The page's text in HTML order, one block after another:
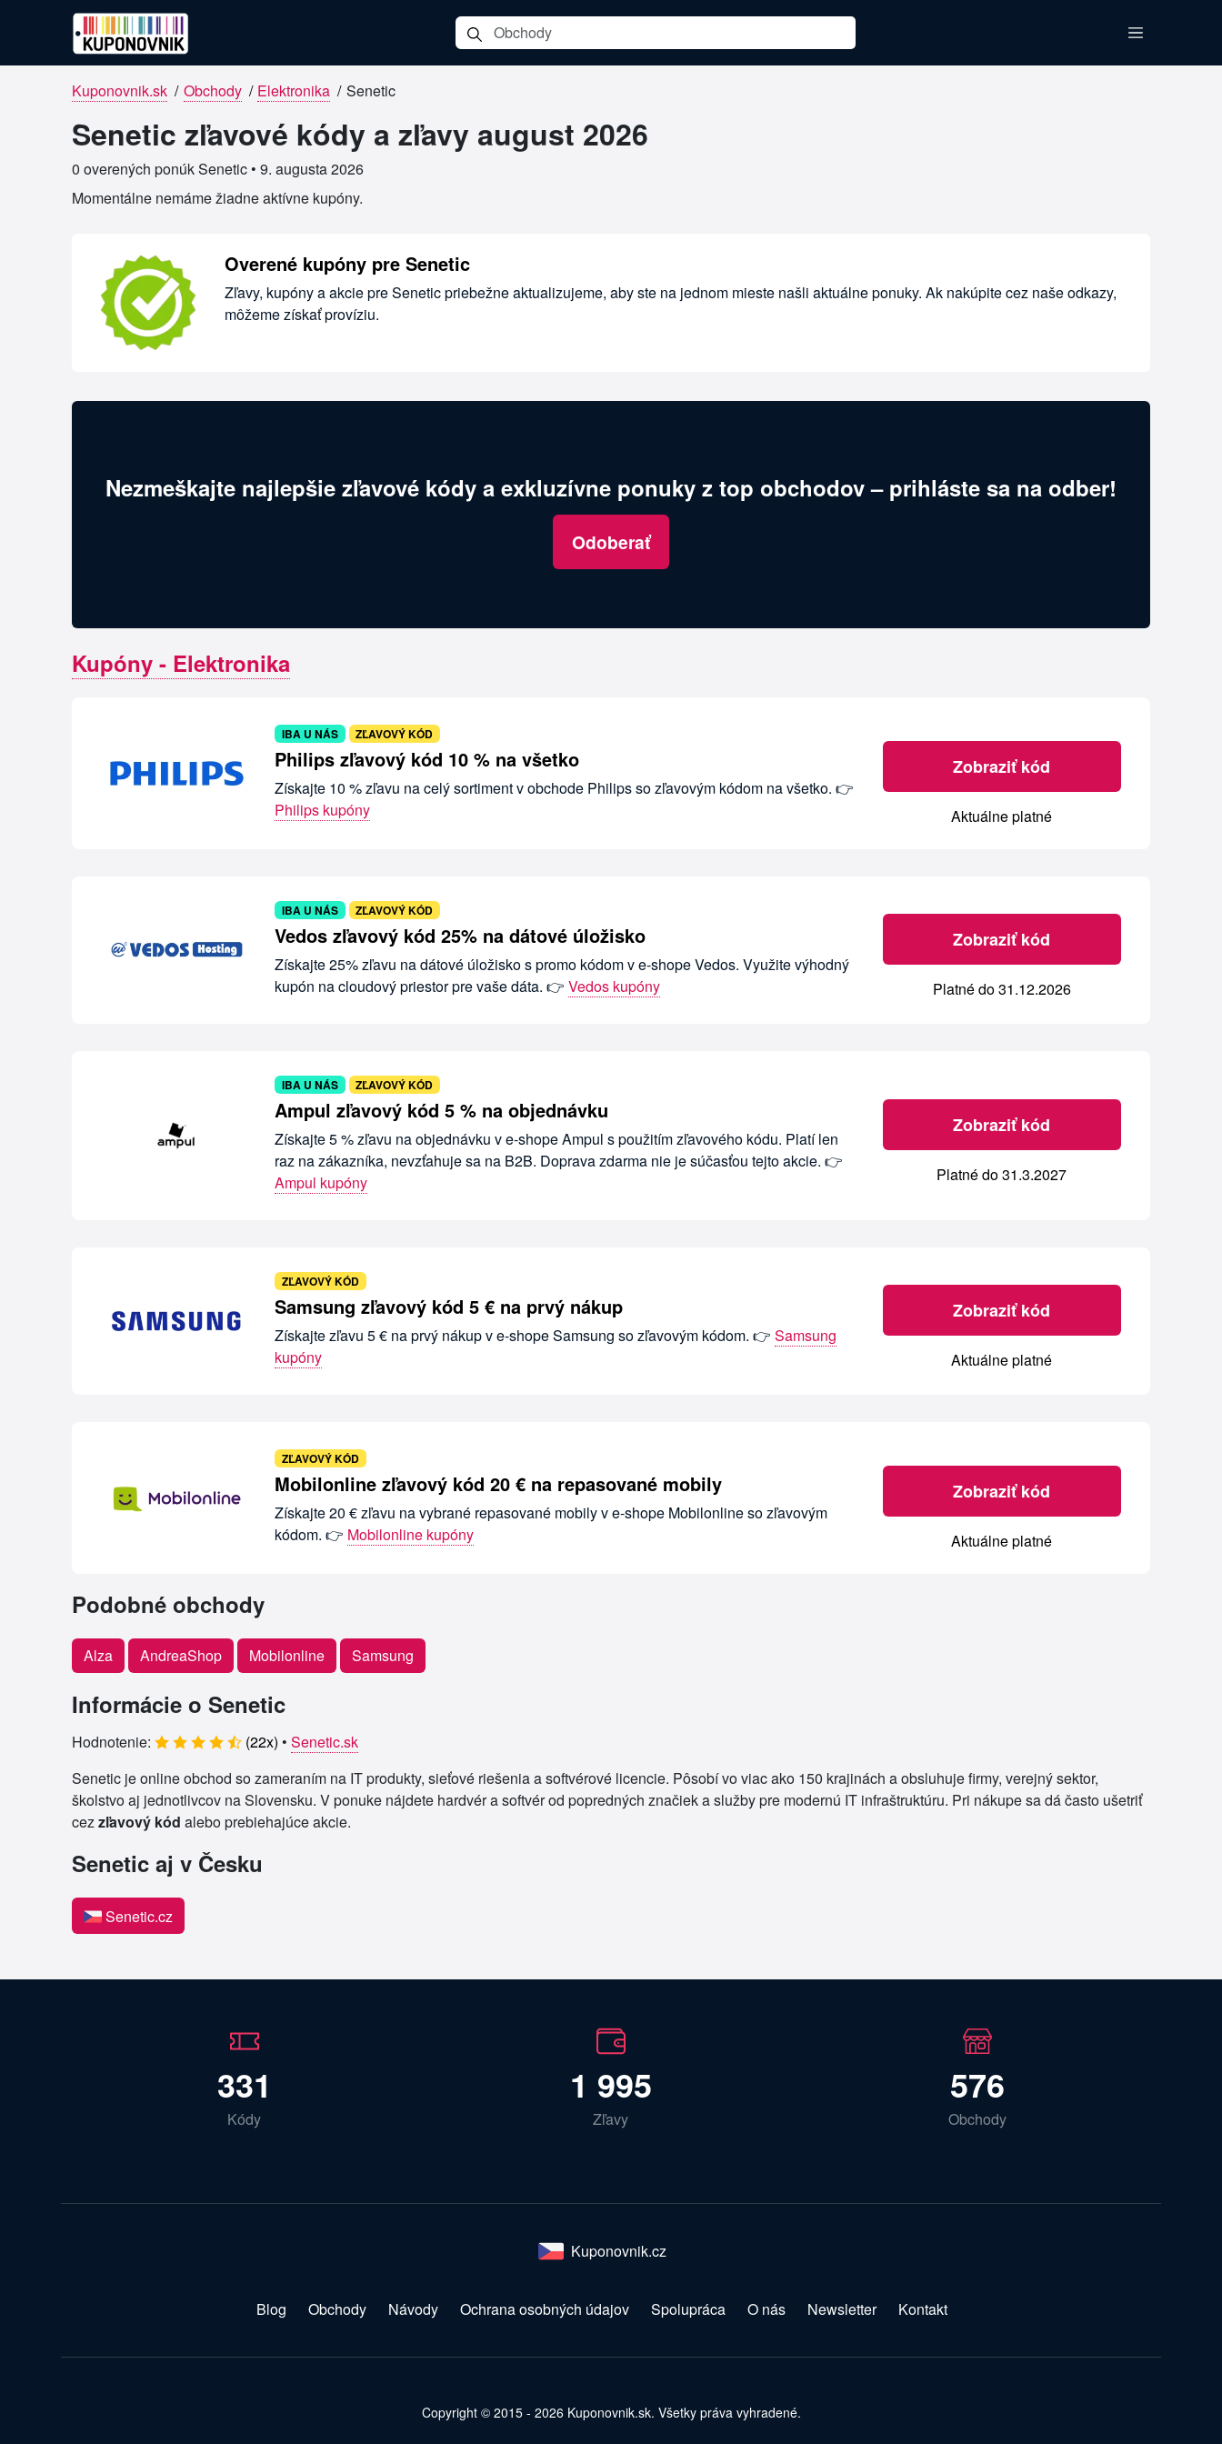
Kuponovnik.sk / Obchody / Elektronika / Senetic
Senetic zľavové kódy a zľavy august 2026
0 overených ponúk Senetic • 9. augusta 2026
Overené kupóny pre Senetic
Momentálne nemáme žiadne aktívne kupóny.
Overené kupóny pre Senetic
Zľavy, kupóny a akcie pre Senetic priebežne aktualizujeme, aby ste na jednom mieste našli aktuálne ponuky. Ak nakúpite cez naše odkazy,
môžeme získať províziu.
Nezmeškajte najlepšie zľavové kódy a exkluzívne ponuky z top obchodov – prihláste sa na odber!
Odoberať
Kupóny - Elektronika
IBA U NÁS ZĽAVOVÝ KÓD
Philips zľavový kód 10 % na všetko
Získajte 10 % zľavu na celý sortiment v obchode Philips so zľavovým kódom na všetko. 👉
Philips kupóny
Zobraziť kód
Aktuálne platné
IBA U NÁS ZĽAVOVÝ KÓD
Vedos zľavový kód 25% na dátové úložisko
Získajte 25% zľavu na dátové úložisko s promo kódom v e-shope Vedos. Využite výhodný
kupón na cloudový priestor pre vaše dáta. 👉 Vedos kupóny
Zobraziť kód
Platné do 31.12.2026
IBA U NÁS ZĽAVOVÝ KÓD
Ampul zľavový kód 5 % na objednávku
Získajte 5 % zľavu na objednávku v e-shope Ampul s použitím zľavového kódu. Platí len
raz na zákazníka, nevzťahuje sa na B2B. Doprava zdarma nie je súčasťou tejto akcie. 👉
Ampul kupóny
Zobraziť kód
Platné do 31.3.2027
ZĽAVOVÝ KÓD
Samsung zľavový kód 5 € na prvý nákup
Získajte zľavu 5 € na prvý nákup v e-shope Samsung so zľavovým kódom. 👉 Samsung
kupóny
Zobraziť kód
Aktuálne platné
ZĽAVOVÝ KÓD
Mobilonline zľavový kód 20 € na repasované mobily
Získajte 20 € zľavu na vybrané repasované mobily v e-shope Mobilonline so zľavovým
kódom. 👉 Mobilonline kupóny
Zobraziť kód
Aktuálne platné
Podobné obchody
Alza AndreaShop Mobilonline Samsung
Informácie o Senetic
Hodnotenie: (22x) • Senetic.sk
Senetic je online obchod so zameraním na IT produkty, sieťové riešenia a softvérové licencie. Pôsobí vo viac ako 150 krajinách a obsluhuje firmy, verejný sektor,
školstvo aj jednotlivcov na Slovensku. V ponuke nájdete hardvér a softvér od popredných značiek a služby pre modernú IT infraštruktúru. Pri nákupe sa dá často ušetriť
cez zľavový kód alebo prebiehajúce akcie.
Senetic aj v Česku
Senetic.cz
331
Kódy
1 995
Zľavy
576
Obchody
Kuponovnik.cz
Blog Obchody Návody Ochrana osobných údajov Spolupráca O nás Newsletter Kontakt
Copyright © 2015 - 2026 Kuponovnik.sk. Všetky práva vyhradené.